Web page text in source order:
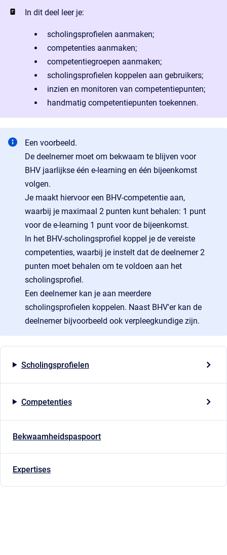
In dit deel leer je:
scholingsprofielen aanmaken;
competenties aanmaken;
competentiegroepen aanmaken;
scholingsprofielen koppelen aan gebruikers;
inzien en monitoren van competentiepunten;
handmatig competentiepunten toekennen.
Een voorbeeld.
De deelnemer moet om bekwaam te blijven voor
BHV jaarlijkse één e-learning en één bijeenkomst
volgen.
Je maakt hiervoor een BHV-competentie aan,
waarbij je maximaal 2 punten kunt behalen: 1 punt
voor de e-learning 1 punt voor de bijeenkomst.
In het BHV-scholingsprofiel koppel je de vereiste
competenties, waarbij je instelt dat de deelnemer 2
punten moet behalen om te voldoen aan het
scholingsprofiel.
Een deelnemer kan je aan meerdere
scholingsprofielen koppelen. Naast BHV'er kan de
deelnemer bijvoorbeeld ook verpleegkundige zijn.
Scholingsprofielen
Competenties
Bekwaamheidspaspoort
Expertises